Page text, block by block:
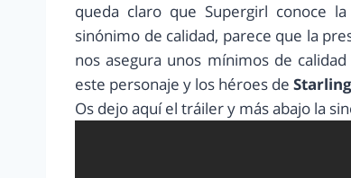
queda claro que Supergirl conoce
sinónimo de calidad, parece que la
nos asegura unos mínimos de
este personaje y los héroes de
Os dejo aquí el tráiler y más abajo la